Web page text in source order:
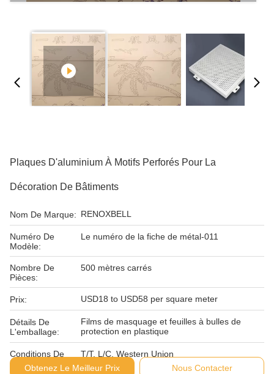
Plaques D'aluminium À Motifs Perforés Pour La
Décoration De Bâtiments
Nom De Marque: RENOXBELL
Numéro De
Modèle:
Le numéro de la fiche de métal-011
Nombre De
Pièces:
500 mètres carrés
Prix: USD18 to USD58 per square meter
Détails De
L'emballage:
Films de masquage et feuilles à bulles de
protection en plastique
Conditions De
Paiement:
T/T, L/C, Western Union
Obtenez Le Meilleur Prix
Nous Contacter